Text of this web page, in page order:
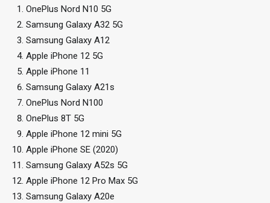
OnePlus Nord N10 5G
Samsung Galaxy A32 5G
Samsung Galaxy A12
Apple iPhone 12 5G
Apple iPhone 11
Samsung Galaxy A21s
OnePlus Nord N100
OnePlus 8T 5G
Apple iPhone 12 mini 5G
Apple iPhone SE (2020)
Samsung Galaxy A52s 5G
Apple iPhone 12 Pro Max 5G
Samsung Galaxy A20e